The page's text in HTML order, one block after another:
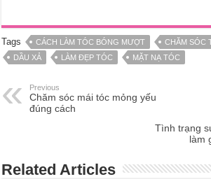
Tags CÁCH LÀM TÓC BÓNG MƯỢT CHĂM SÓC
DẦU XẢ
LÀM ĐẸP TÓC MẶT NẠ TÓC
Previous
Chăm sóc mái tóc mỏng yếu
đúng cách
Tình trạng
làm
Related Articles